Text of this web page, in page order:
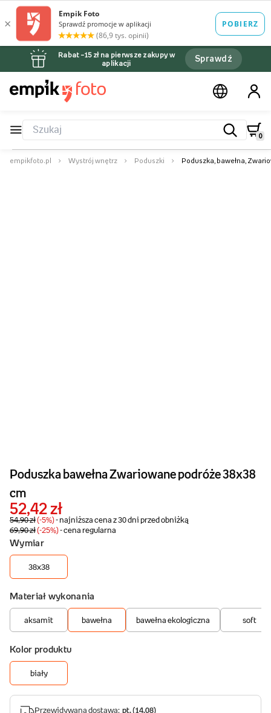
Rabat –15 zł na pierwsze zakupy w
aplikacji
Sprawdź
0
empikfoto.pl Wystrój wnętrz Poduszki Poduszka, bawełna,